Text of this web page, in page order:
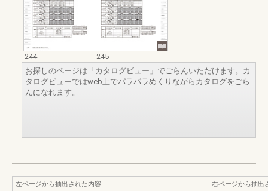
244
245
お探しのページは「カタログビュー」でごらんいただけます。カ
タログビューではweb上でパラパラめくりながらカタログをごら
んになれます。
左ページから抽出された内容
右ページから抽出